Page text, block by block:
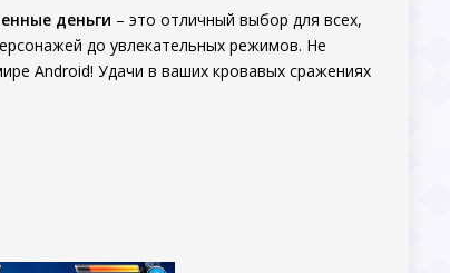
деньги – это отличный выбор для всех,
до увлекательных режимов. Не
Android! Удачи в ваших кровавых сражениях